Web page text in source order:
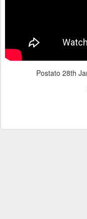
Postato 28th